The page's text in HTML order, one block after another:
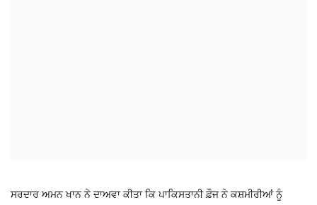
ਸਰਦਾਰ ਅਮਨ ਖਾਨ ਨੇ ਦਾਅਵਾ ਕੀਤਾ ਕਿ ਪਾਕਿਸਤਾਨੀ ਫ਼ੌਜ ਨੇ ਕਸ਼ਮੀਰੀਆਂ ਨੂੰ